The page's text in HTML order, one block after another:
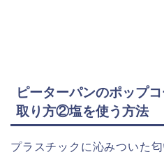
ピーターパンのポップ
取り方②塩を使う方法
プラスチックに沁みついた